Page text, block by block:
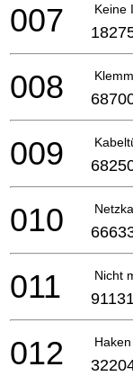
Keine
007
008
009
010
Nicht
011
Haken
012